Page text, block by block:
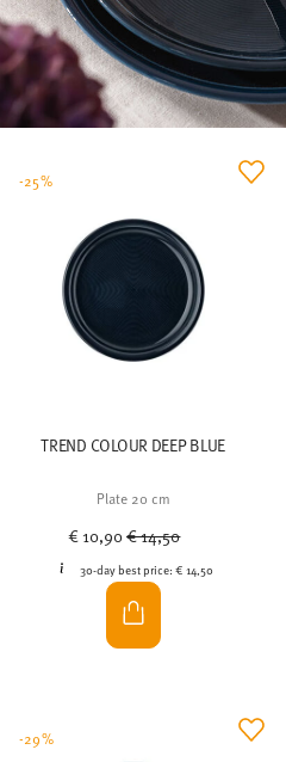
TREND COLOUR DEEP BLUE
Plate 20 cm
€ 10,90Price reduced from
€ 14,50
30-day best price: € 14,50
-25%
-29%